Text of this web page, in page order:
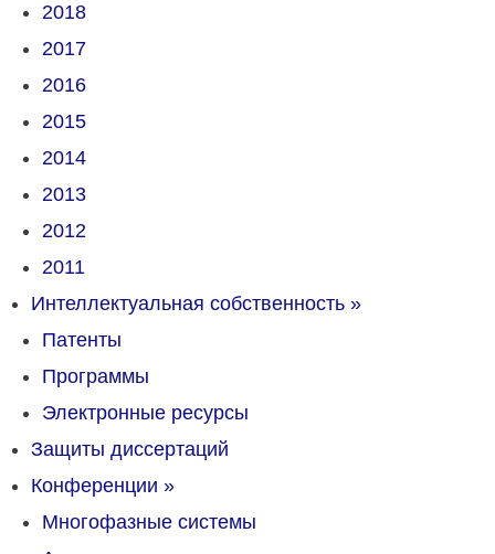
2018
2017
2016
2015
2014
2013
2012
2011
Интеллектуальная собственность »
Патенты
Программы
Электронные ресурсы
Защиты диссертаций
Конференции »
Многофазные системы